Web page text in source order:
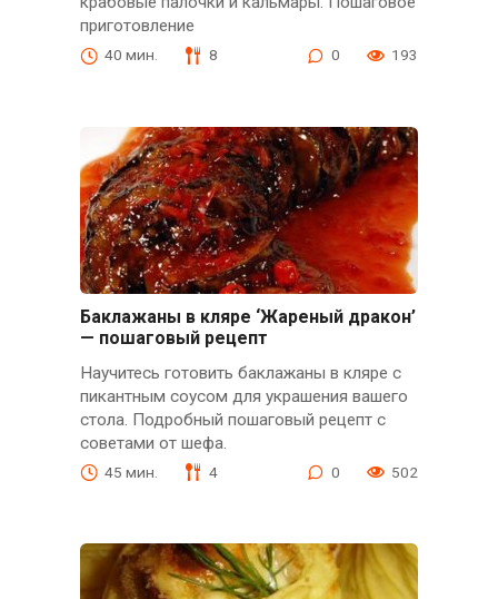
приготовление
40 мин. 8 0 193
Баклажаны в кляре ‘Жареный дракон’
— пошаговый рецепт
Научитесь готовить баклажаны в кляре с
пикантным соусом для украшения вашего
стола. Подробный пошаговый рецепт с
советами от шефа.
45 мин. 4 0 502